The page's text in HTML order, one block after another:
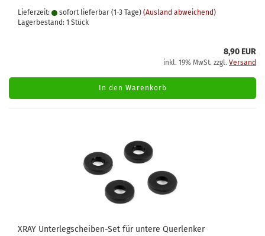
Lieferzeit: sofort lieferbar (1-3 Tage) (Ausland abweichend)
Lagerbestand: 1 Stück
8,90 EUR
inkl. 19% MwSt. zzgl. Versand
In den Warenkorb
XRAY Unterlegscheiben-Set für untere Querlenker